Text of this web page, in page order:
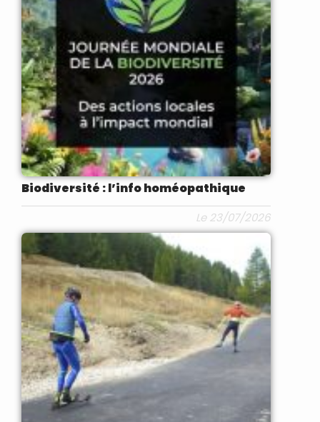
Biodiversité : l’info homéopathique
Le 23/07/2026